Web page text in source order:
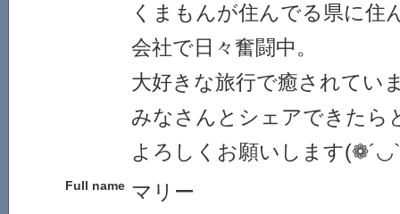
くまもんが住んでる県に住
会社で日々奮闘中。
大好きな旅行で癒されてい
みなさんとシェアできたら
よろしくお願いします
Full name マリー